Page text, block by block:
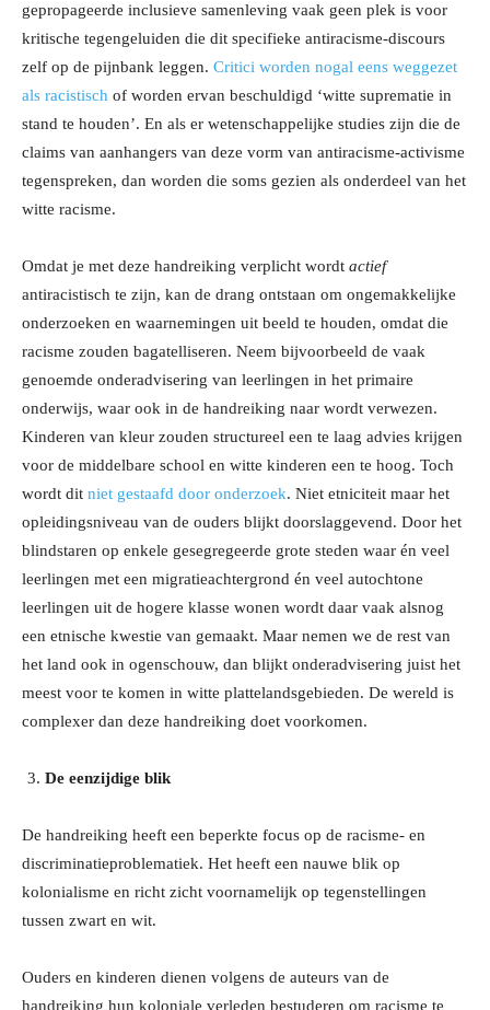
gepropageerde inclusieve samenleving vaak geen plek is voor
kritische tegengeluiden die dit specifieke antiracisme-discours
zelf op de pijnbank leggen. Critici worden nogal eens weggezet
als racistisch of worden ervan beschuldigd ‘witte suprematie in
stand te houden’. En als er wetenschappelijke studies zijn die de
claims van aanhangers van deze vorm van antiracisme-activisme
tegenspreken, dan worden die soms gezien als onderdeel van het
witte racisme.
Omdat je met deze handreiking verplicht wordt actief
antiracistisch te zijn, kan de drang ontstaan om ongemakkelijke
onderzoeken en waarnemingen uit beeld te houden, omdat die
racisme zouden bagatelliseren. Neem bijvoorbeeld de vaak
genoemde onderadvisering van leerlingen in het primaire
onderwijs, waar ook in de handreiking naar wordt verwezen.
Kinderen van kleur zouden structureel een te laag advies krijgen
voor de middelbare school en witte kinderen een te hoog. Toch
wordt dit niet gestaafd door onderzoek. Niet etniciteit maar het
opleidingsniveau van de ouders blijkt doorslaggevend. Door het
blindstaren op enkele gesegregeerde grote steden waar én veel
leerlingen met een migratieachtergrond én veel autochtone
leerlingen uit de hogere klasse wonen wordt daar vaak alsnog
een etnische kwestie van gemaakt. Maar nemen we de rest van
het land ook in ogenschouw, dan blijkt onderadvisering juist het
meest voor te komen in witte plattelandsgebieden. De wereld is
complexer dan deze handreiking doet voorkomen.
De eenzijdige blik
De handreiking heeft een beperkte focus op de racisme- en
discriminatieproblematiek. Het heeft een nauwe blik op
kolonialisme en richt zicht voornamelijk op tegenstellingen
tussen zwart en wit.
Ouders en kinderen dienen volgens de auteurs van de
handreiking hun koloniale verleden bestuderen om racisme te